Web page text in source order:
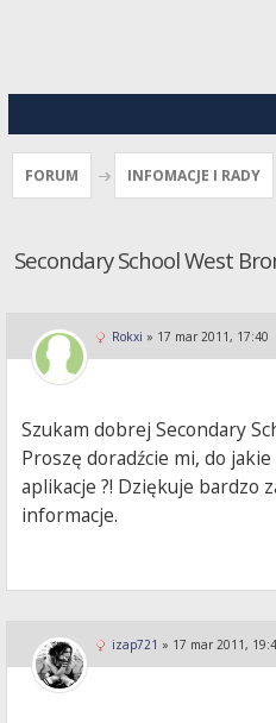
FORUM INFOMACJE I RADY
Secondary School West
Rokxi » 17 mar 2011, 17:40
Szukam dobrej Secondary
Proszę doradźcie mi, do jakie
aplikacje ?! Dziękuje bardzo
informacje.
izap721 » 17 mar 2011,